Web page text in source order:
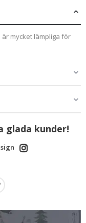
mycket lämpliga för
glada kunder!